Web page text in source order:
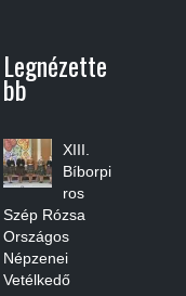
Legnézette
Bb
XIII.
Bíborpi
ros
Szép Rózsa
Országos
Népzenei
Vetélkedő